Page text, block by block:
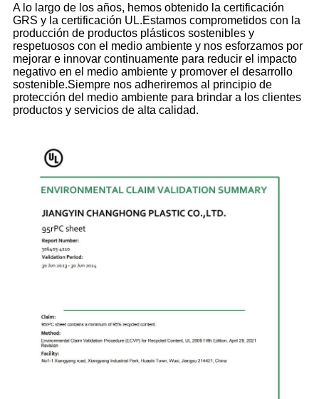
A lo largo de los años, hemos obtenido la certificación
GRS y la certificación UL.Estamos comprometidos con la
producción de productos plásticos sostenibles y
respetuosos con el medio ambiente y nos esforzamos por
mejorar e innovar continuamente para reducir el impacto
negativo en el medio ambiente y promover el desarrollo
sostenible.Siempre nos adheriremos al principio de
protección del medio ambiente para brindar a los clientes
productos y servicios de alta calidad.